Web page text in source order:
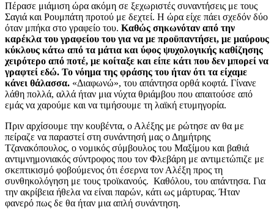
Πέρασε μιάμιση ώρα ακόμη σε ξεχωριστές συναντήσεις με τους
Σαγιά και Ρουμπάτη προτού με δεχτεί. Η ώρα είχε πάει σχεδόν δύο
όταν μπήκα στο γραφείο του. Καθώς σηκωνόταν από την
καρέκλα του γραφείου του για να με προϋπαντήσει, με μαύρους
κύκλους κάτω από τα μάτια και ύφος ψυχολογικής καθίζησης
χειρότερο από ποτέ, με κοίταξε και είπε κάτι που δεν μπορεί να
γραφτεί εδώ. Το νόημα της φράσης του ήταν ότι τα είχαμε
κάνει θάλασσα. «Διαφωνώ», του απάντησα ορθά κοφτά. Γίνανε
λάθη πολλά, αλλά ήταν μια νύχτα θριάμβου που απαιτούσε από
εμάς να χαρούμε και να τιμήσουμε τη λαϊκή ετυμηγορία.
Πριν αρχίσουμε την κουβέντα, ο Αλέξης με ρώτησε αν θα με
πείραζε να παραστεί στη συνάντησή μας ο Δημήτρης
Τζανακόπουλος, ο νομικός σύμβουλος του Μαξίμου και βαθιά
αντιμνημονιακός σύντροφος που τον Φλεβάρη με αντιμετώπιζε με
σκεπτικισμό φοβούμενος ότι έσερνα τον Αλέξη προς τη
συνθηκολόγηση με τους τροϊκανούς. Καθόλου, του απάντησα. Για
την ακρίβεια ήθελα να είναι παρών, κάτι ως μάρτυρας. Ήταν
φανερό πως δε θα ήταν μια απλή συνάντηση.